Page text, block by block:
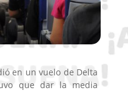
en un vuelo de Delta
que dar la media